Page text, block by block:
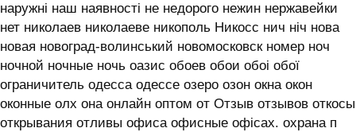
наружні наш наявності не недорого нежин нержавейки
нет николаев николаеве никополь Никосс нич ніч нова
новая новоград-волинський новомосковск номер ноч
ночной ночные ночь оазис обоев обои обоі обої
ограничитель одесса одессе озеро озон окна окон
оконные олх она онлайн оптом от Отзыв отзывов откосы
открывания отливы офиса офисные офісах. охрана п